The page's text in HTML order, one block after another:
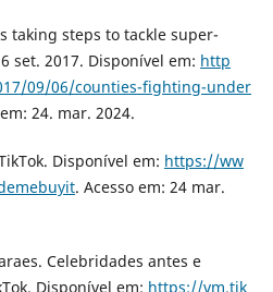
taking steps to tackle super-
set. 2017. Disponível em: http
09/06/counties-fighting-under
24. mar. 2024.
Disponível em: https://ww
. Acesso em: 24 mar.
Celebridades antes e
Disponível em: https://vm.tik